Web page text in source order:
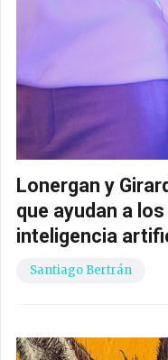
Lonergan y
que ayudan a
inteligencia
Santiago Bertrán